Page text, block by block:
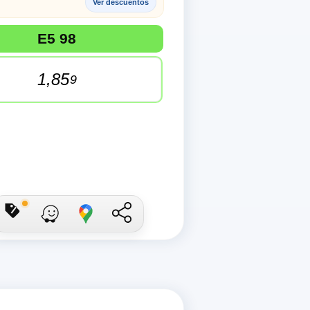
Ver descuentos
Diesel A, Diesel +, E5 95 y E5 98. Última
E5 98
1,859